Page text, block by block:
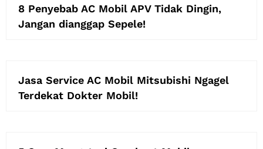
8 Penyebab AC Mobil APV Tidak Dingin,
Jangan dianggap Sepele!
Jasa Service AC Mobil Mitsubishi Ngagel
Terdekat Dokter Mobil!